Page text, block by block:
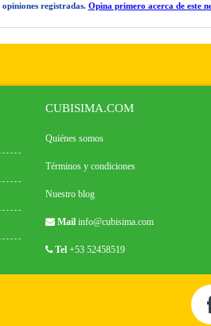
opiniones registradas. Opina primero acerca de este
CUBISIMA.COM
Quiénes somos
Términos y condiciones
Nuestro blog
Mail info@cubisima.com
Tel +53 52458519